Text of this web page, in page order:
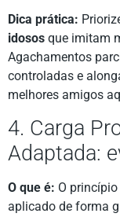
Dica prática:
idosos que imitam
Agachamentos
controladas e
melhores amigos
4. Carga
Adaptada:
O que é: O
aplicado de forma